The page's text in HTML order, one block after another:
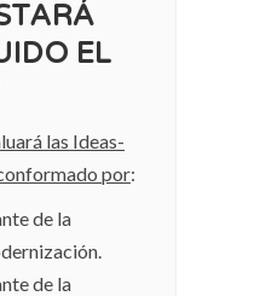
EL
las Ideas-
por:
de la
de la